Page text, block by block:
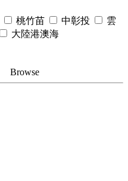
桃竹苗 中彰投
雲
大陸港澳海
Browse